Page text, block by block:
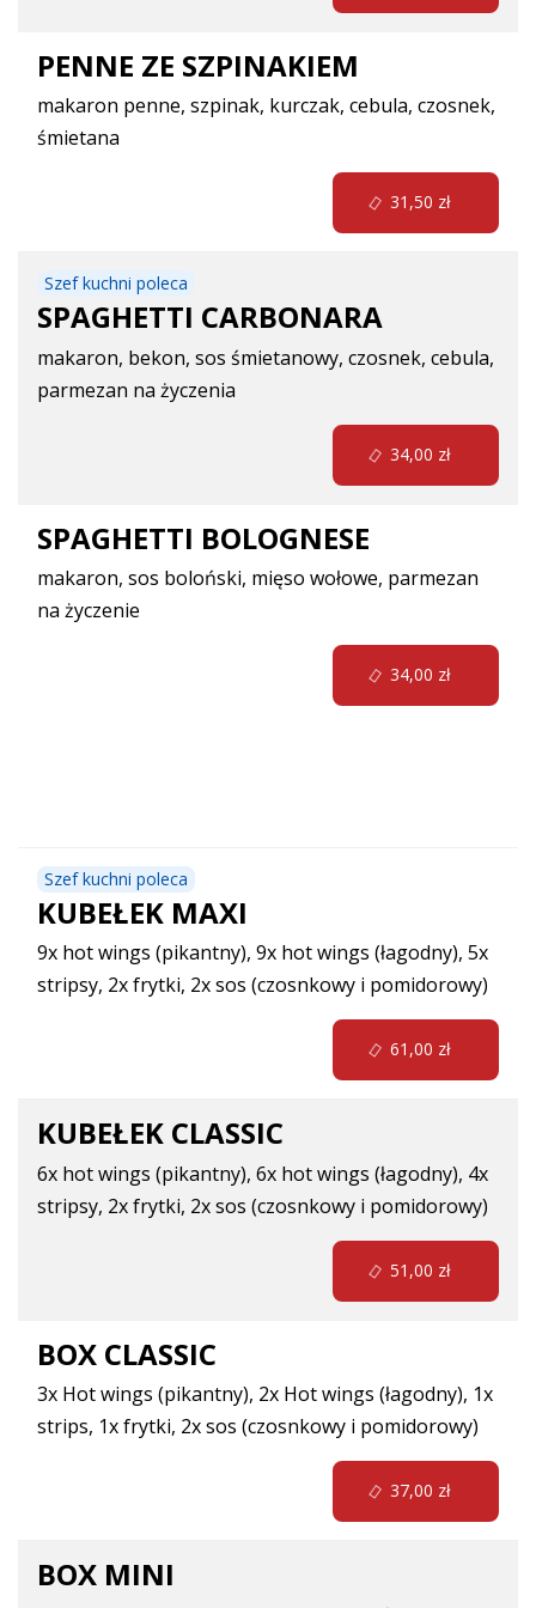
PENNE ZE SZPINAKIEM
makaron penne, szpinak, kurczak, cebula, czosnek,
śmietana
Szef kuchni poleca
SPAGHETTI CARBONARA
makaron, bekon, sos śmietanowy, czosnek, cebula,
parmezan na życzenia
SPAGHETTI BOLOGNESE
makaron, sos boloński, mięso wołowe, parmezan
na życzenie
Szef kuchni poleca
KUBEŁEK MAXI
9x hot wings (pikantny), 9x hot wings (łagodny), 5x
stripsy, 2x frytki, 2x sos (czosnkowy i pomidorowy)
KUBEŁEK CLASSIC
6x hot wings (pikantny), 6x hot wings (łagodny), 4x
stripsy, 2x frytki, 2x sos (czosnkowy i pomidorowy)
BOX CLASSIC
3x Hot wings (pikantny), 2x Hot wings (łagodny), 1x
strips, 1x frytki, 2x sos (czosnkowy i pomidorowy)
BOX MINI